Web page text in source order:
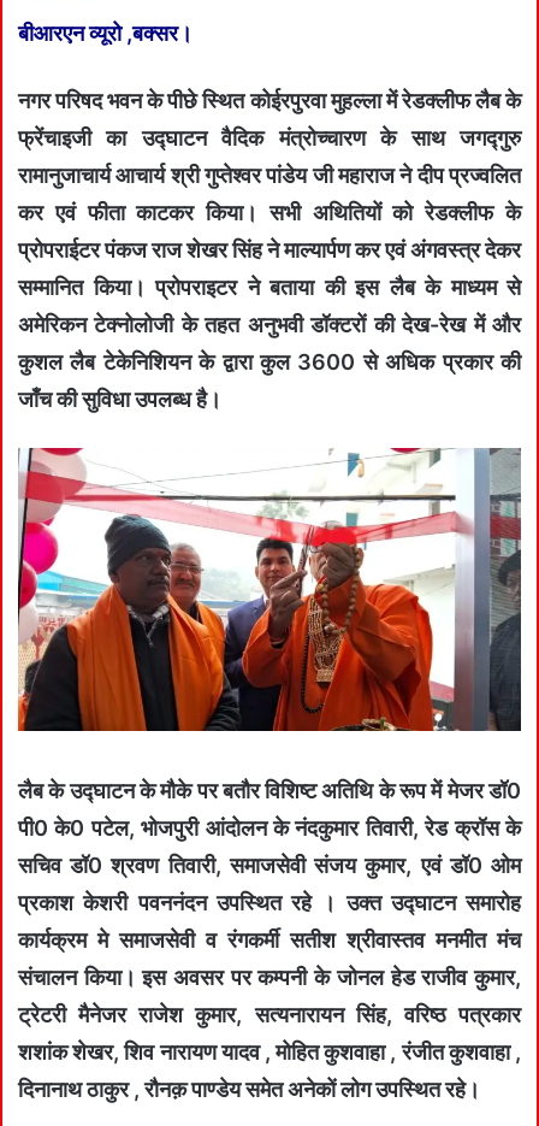
बीआरएन व्यूरो ,बक्सर।
नगर परिषद भवन के पीछे स्थित कोईरपुरवा मुहल्ला में रेडक्लीफ लैब के
फ्रेंचाइजी का उद्घाटन वैदिक मंत्रोच्चारण के साथ जगद्गुरु
रामानुजाचार्य आचार्य श्री गुप्तेश्वर पांडेय जी महाराज ने दीप प्रज्वलित
कर एवं फीता काटकर किया। सभी अथितियों को रेडक्लीफ के
प्रोपराईटर पंकज राज शेखर सिंह ने माल्यार्पण कर एवं अंगवस्त्र देकर
सम्मानित किया। प्रोपराइटर ने बताया की इस लैब के माध्यम से
अमेरिकन टेक्नोलोजी के तहत अनुभवी डॉक्टरों की देख-रेख में और
कुशल लैब टेकेनिशियन के द्वारा कुल 3600 से अधिक प्रकार की
जाँच की सुविधा उपलब्ध है।
लैब के उद्घाटन के मौके पर बतौर विशिष्ट अतिथि के रूप में मेजर डॉ0
पी0 के0 पटेल, भोजपुरी आंदोलन के नंदकुमार तिवारी, रेड क्रॉस के
सचिव डॉ0 श्रवण तिवारी, समाजसेवी संजय कुमार, एवं डॉ0 ओम
प्रकाश केशरी पवननंदन उपस्थित रहे । उक्त उद्घाटन समारोह
कार्यक्रम मे समाजसेवी व रंगकर्मी सतीश श्रीवास्तव मनमीत मंच
संचालन किया। इस अवसर पर कम्पनी के जोनल हेड राजीव कुमार,
ट्रेटरी मैनेजर राजेश कुमार, सत्यनारायन सिंह, वरिष्ठ पत्रकार
शशांक शेखर, शिव नारायण यादव , मोहित कुशवाहा , रंजीत कुशवाहा ,
दिनानाथ ठाकुर , रौनक़ पाण्डेय समेत अनेकों लोग उपस्थित रहे।